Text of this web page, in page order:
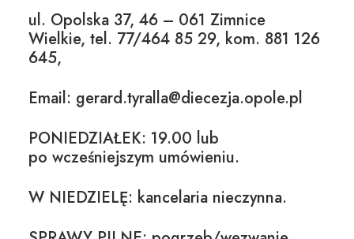
ul. Opolska 37, 46 – 061 Zimnice
Wielkie, tel. 77/464 85 29, kom. 881 126
645,
Email: gerard.tyralla@diecezja.opole.pl
PONIEDZIAŁEK: 19.00 lub
po wcześniejszym umówieniu.
W NIEDZIELĘ: kancelaria nieczynna.